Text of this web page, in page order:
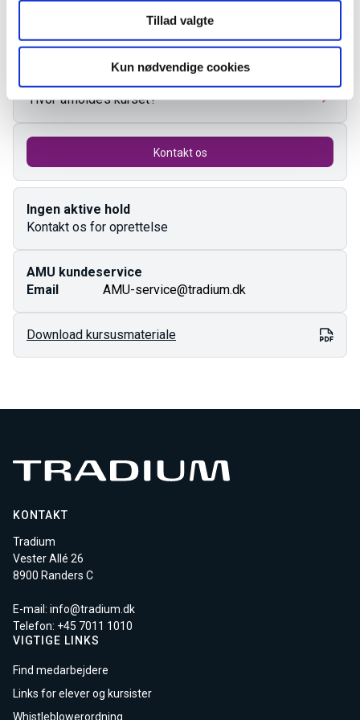
Tillad valgte
Kun nødvendige cookies
Ingen aktive hold
Kontakt os for oprettelse
AMU kundeservice
Email
AMU-service@tradium.dk
Download kursusmateriale
Undervisningstid
Hvor afholdes kurset?
Kontakt os
KONTAKT
Tradium
Vester Allé 26
8900 Randers C
E-mail: info@tradium.dk
Telefon: +45 7011 1010
VIGTIGE LINKS
Find medarbejdere
Links for elever og kursister
Whistleblowerordning